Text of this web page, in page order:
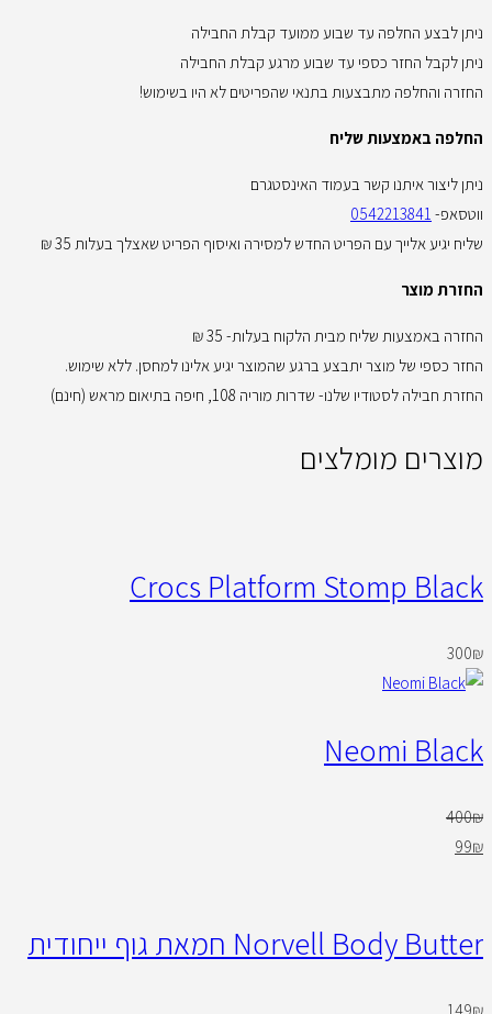
ניתן לבצע החלפה עד שבוע ממועד קבלת החבילה
ניתן לקבל החזר כספי עד שבוע מרגע קבלת החבילה
החזרה והחלפה מתבצעות בתנאי שהפריטים לא היו בשימוש!
החלפה באמצעות שליח
ניתן ליצור איתנו קשר בעמוד האינסטגרם
ווטסאפ- 0542213841
שליח יגיע אלייך עם הפריט החדש למסירה ואיסוף הפריט שאצלך בעלות 35 ₪
החזרת מוצר
החזרה באמצעות שליח מבית הלקוח בעלות- 35 ₪
החזר כספי של מוצר יתבצע ברגע שהמוצר יגיע אלינו למחסן. ללא שימוש.
החזרת חבילה לסטודיו שלנו- שדרות מוריה 108, חיפה בתיאום מראש (חינם)
מוצרים מומלצים
Crocs Platform Stomp Black
300₪
Neomi Black
400₪
99₪
Norvell Body Butter חמאת גוף ייחודית